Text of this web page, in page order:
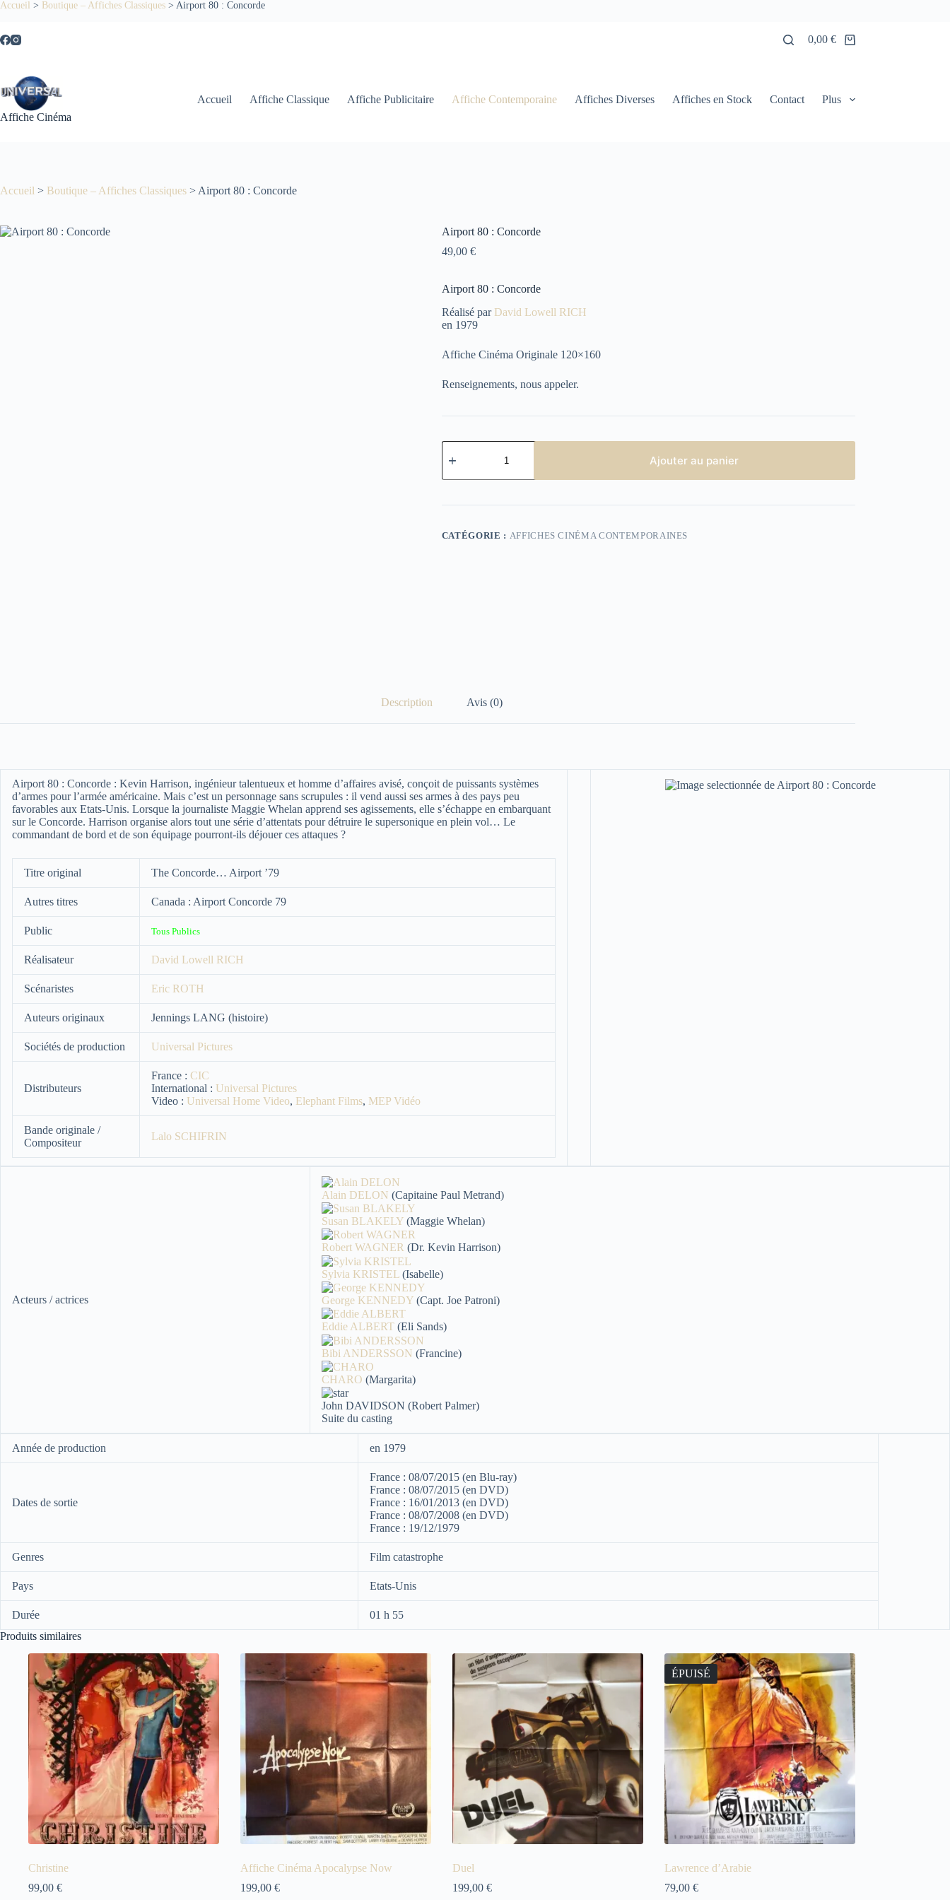
Passer
Accueil > Boutique – Affiches Classiques > Airport 80 : Concorde
Panier
0,00€
Affiche Cinéma
Accueil Affiche Classique Affiche Publicitaire Affiche Contemporaine Affiches Diverses Affiches en Stock Contact Plus
Accueil > Boutique – Affiches Classiques > Airport 80 : Concorde
Airport 80 : Concorde
49,00 €
Airport 80 : Concorde
Réalisé par David Lowell RICH
en 1979
Affiche Cinéma Originale 120×160
Renseignements, nous appeler.
quantité
de
80
Concorde
Ajouter au panier
CATÉGORIE : AFFICHES CINÉMA CONTEMPORAINES
Description Avis (0)
Airport 80 : Concorde : Kevin Harrison, ingénieur talentueux et homme d’affaires avisé, conçoit de puissants systèmes
d’armes pour l’armée américaine. Mais c’est un personnage sans scrupules : il vend aussi ses armes à des pays peu
favorables aux Etats-Unis. Lorsque la journaliste Maggie Whelan apprend ses agissements, elle s’échappe en embarquant
sur le Concorde. Harrison organise alors tout une série d’attentats pour détruire le supersonique en plein vol… Le
commandant de bord et de son équipage pourront-ils déjouer ces attaques ?
Titre original The Concorde… Airport ’79
Autres titres Canada : Airport Concorde 79
Public Tous Publics
Réalisateur David Lowell RICH
Scénaristes Eric ROTH
Auteurs originaux Jennings LANG (histoire)
Sociétés de production Universal Pictures
Distributeurs
France : CIC
International : Universal Pictures
Video : Universal Home Video, Elephant Films, MEP Vidéo
Bande originale /
Compositeur
Lalo SCHIFRIN
Acteurs / actrices
Alain DELON (Capitaine Paul Metrand)
Susan BLAKELY (Maggie Whelan)
Robert WAGNER (Dr. Kevin Harrison)
Sylvia KRISTEL (Isabelle)
George KENNEDY (Capt. Joe Patroni)
Eddie ALBERT (Eli Sands)
Bibi ANDERSSON (Francine)
CHARO (Margarita)
John DAVIDSON (Robert Palmer)
Suite du casting
Année de production en 1979
Dates de sortie
France : 08/07/2015 (en Blu-ray)
France : 08/07/2015 (en DVD)
France : 16/01/2013 (en DVD)
France : 08/07/2008 (en DVD)
France : 19/12/1979
Genres Film catastrophe
Pays Etats-Unis
Durée
01 h 55
Produits similaires
Christine
99,00 €
Affiche Cinéma Apocalypse Now
199,00 €
Duel
199,00 €
ÉPUISÉ
Lawrence d’Arabie
79,00 €